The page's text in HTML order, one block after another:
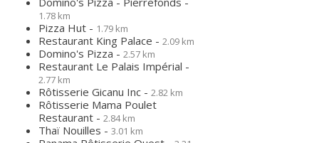
1.78 km
Pizza Hut - 1.79 km
Restaurant King Palace - 2.09 km
Domino's Pizza - 2.57 km
Restaurant Le Palais Impérial -
2.77 km
Rôtisserie Gicanu Inc - 2.82 km
Rôtisserie Mama Poulet
Restaurant - 2.84 km
Thaï Nouilles - 3.01 km